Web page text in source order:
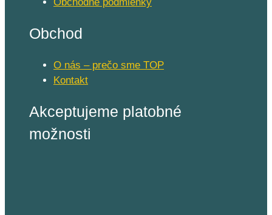
Obchodné podmienky
Obchod
O nás – prečo sme TOP
Kontakt
Akceptujeme platobné
možnosti